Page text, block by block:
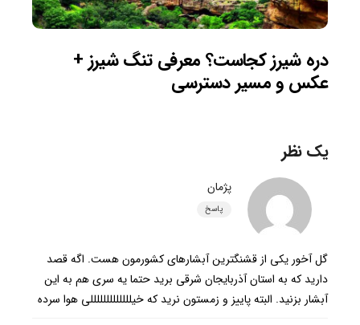
دره شیرز کجاست؟ معرفی تنگ شیرز +
عکس و مسیر دسترسی
یک نظر
پژمان
پاسخ
گل آخور یکی از قشنگترین آبشارهای کشورمون هست. اگه قصد
دارید که به استان آذربایجان شرقی برید حتما یه سری هم به این
آبشار بزنید. البته پاییز و زمستون نرید که خیلللللللللللللی هوا سرده